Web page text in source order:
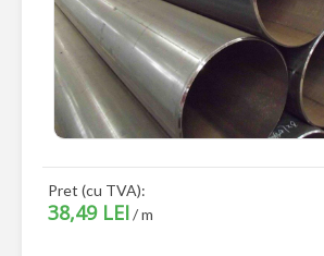
Pret (cu TVA):
38,49 LEI/ m